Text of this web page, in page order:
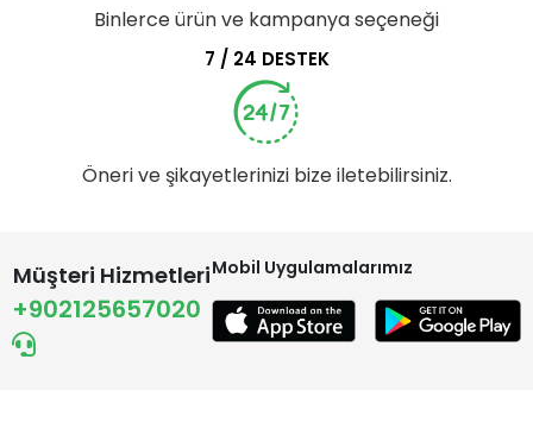
Binlerce ürün ve kampanya seçeneği
7 / 24 DESTEK
Öneri ve şikayetlerinizi bize iletebilirsiniz.
Müşteri Hizmetleri
+902125657020
Mobil Uygulamalarımız